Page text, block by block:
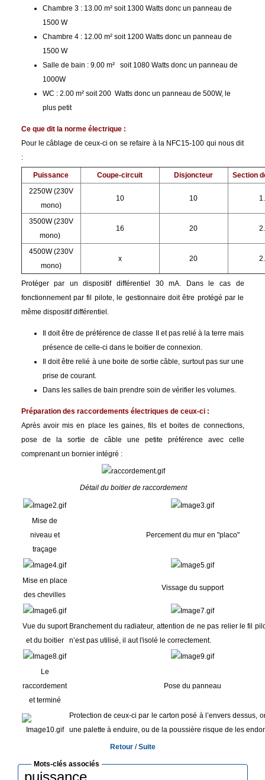
Chambre 3 : 13.00 m² soit 1300 Watts donc un panneau de
1500 W
Chambre 4 : 12.00 m² soit 1200 Watts donc un panneau de
1500 W
Salle de bain : 9.00 m² soit 1080 Watts donc un panneau de
1000W
WC : 2.00 m² soit 200 Watts donc un panneau de 500W, le
plus petit
Ce que dit la norme électrique :
Pour le câblage de ceux-ci on se refaire à la NFC15-100 qui nous dit
:
Puissance Coupe-circuit Disjoncteur
Section
2250W (230V
mono)
10 10
3500W (230V
mono)
16 20
4500W (230V
mono)
x 20
Protéger par un dispositif différentiel 30 mA. Dans le cas de
fonctionnement par fil pilote, le gestionnaire doit être protégé par le
même dispositif différentiel.
Il doit être de préférence de classe II et pas relié à la terre mais
présence de celle-ci dans le boitier de connexion.
Il doit être relié à une boite de sortie câble, surtout pas sur une
prise de courant.
Dans les salles de bain prendre soin de vérifier les volumes.
Préparation des raccordements électriques de ceux-ci :
Après avoir mis en place les gaines, fils et boites de connections,
pose de la sortie de câble une petite préférence avec celle
comprenant un bornier intégré :
Détail du boitier de raccordement
Mise de
niveau et
traçage
Percement du mur en "placo"
Mise en place
des chevilles
Vissage du support
Vue du suport
et du boitier
Branchement du radiateur, attention de ne pas relier le fil
n’est pas utilisé, il aut l'isolé le correctement.
Le
raccordement
et terminé
Pose du panneau
Protection de ceux-ci par le carton posé à l’envers dessus,
une palette à enduire, ou de la poussière risque de les
Retour/Suite
Mots-clés associés
puissance